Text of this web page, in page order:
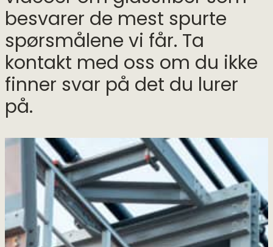
besvarer de mest spurte
spørsmålene vi får. Ta
kontakt med oss om du ikke
finner svar på det du lurer
på.